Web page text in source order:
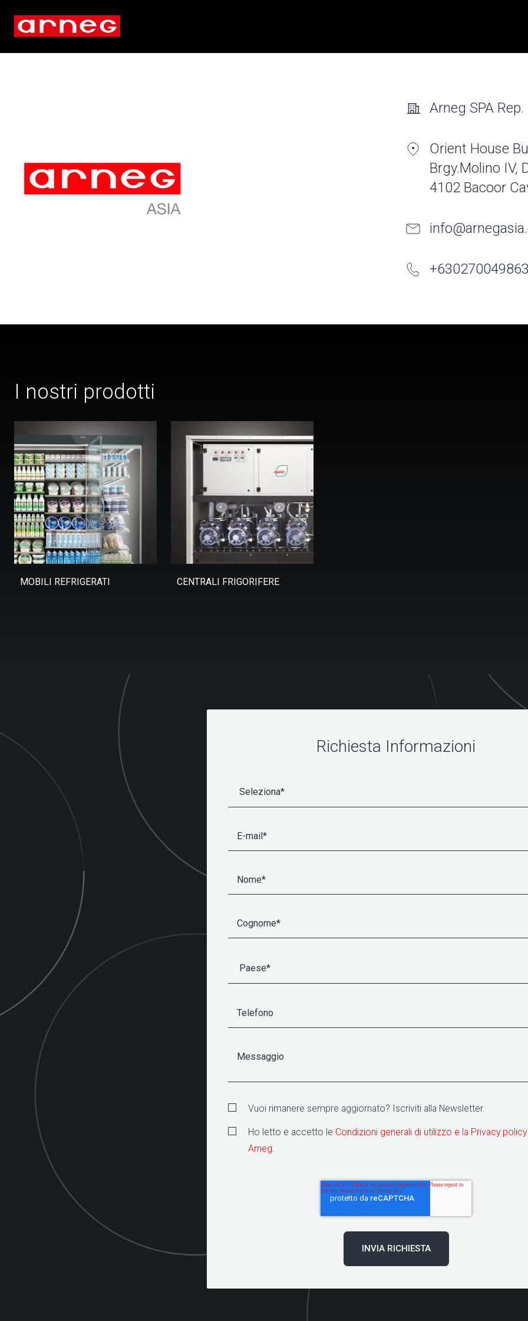
Arneg SPA
Orient House
Brgy.Molino IV,
4102 Bacoor
+6302
I nostri prodotti
MOBILI REFRIGERATI CENTRALI FRIGORIFERE
Richiesta Informazioni
Vuoi rimanere sempre aggiornato? Iscriviti alla Newsletter.
Ho letto e accetto le Condizioni generali di utilizzo e la Privacy
Arneg.